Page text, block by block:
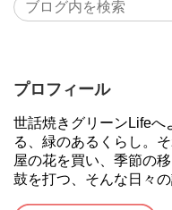
プロフィール
世話焼きグリーンLifeへ
る、緑のあるくらし。
屋の花を買い、季節の
鼓を打つ、そんな日々の